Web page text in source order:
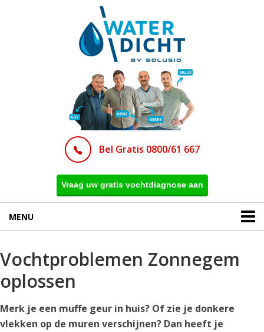
Bel Gratis 0800/61 667
Vraag uw gratis vochtdiagnose aan
MENU
Vochtproblemen Zonnegem
oplossen
Merk je een muffe geur in huis? Of zie je donkere
vlekken op de muren verschijnen? Dan heeft je